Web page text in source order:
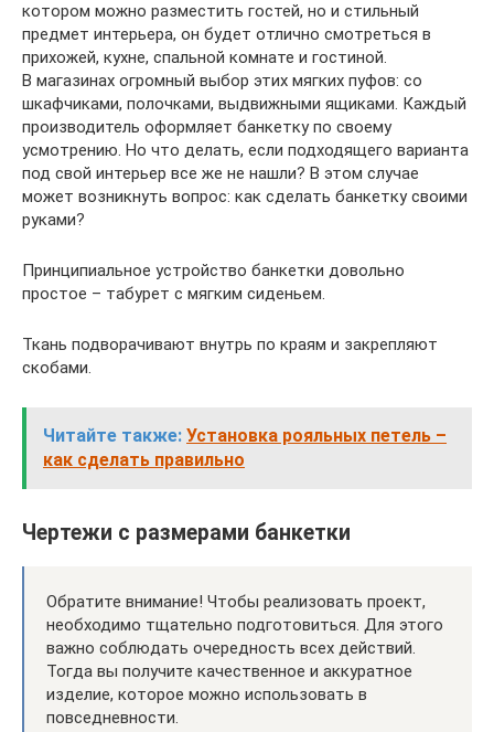
котором можно разместить гостей, но и стильный
предмет интерьера, он будет отлично смотреться в
прихожей, кухне, спальной комнате и гостиной.
В магазинах огромный выбор этих мягких пуфов: со
шкафчиками, полочками, выдвижными ящиками. Каждый
производитель оформляет банкетку по своему
усмотрению. Но что делать, если подходящего варианта
под свой интерьер все же не нашли? В этом случае
может возникнуть вопрос: как сделать банкетку своими
руками?
Принципиальное устройство банкетки довольно
простое – табурет с мягким сиденьем.
Ткань подворачивают внутрь по краям и закрепляют
скобами.
Читайте также: Установка рояльных петель –
как сделать правильно
Чертежи с размерами банкетки
Обратите внимание! Чтобы реализовать проект,
необходимо тщательно подготовиться. Для этого
важно соблюдать очередность всех действий.
Тогда вы получите качественное и аккуратное
изделие, которое можно использовать в
повседневности.